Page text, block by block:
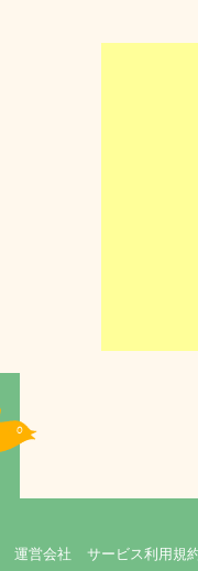
運営会社 サービス利用規